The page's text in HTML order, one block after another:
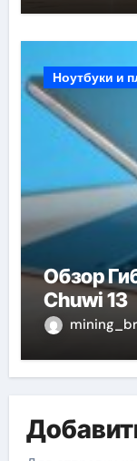
Ноутбуки и
Обзор
Chuwi 13